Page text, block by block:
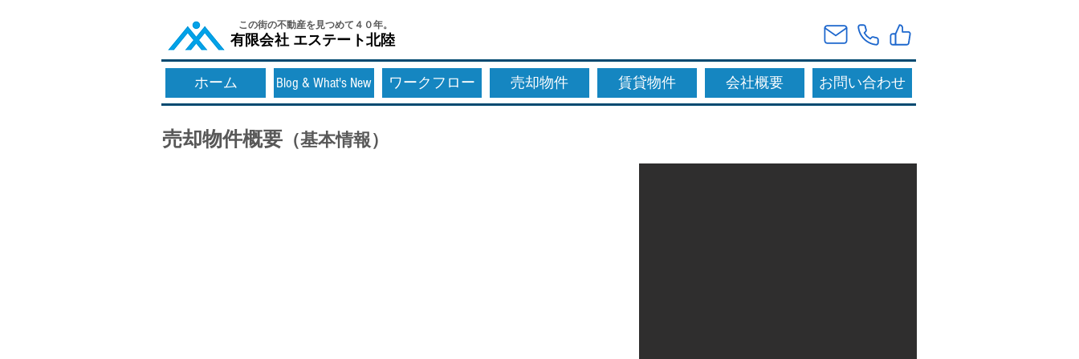
​この街の不動産を見つめて４０年。
​有限会社 エステート北陸
売却物件概要 （基本情報）
ホーム Blog & What's New ワークフロー 売却物件 賃貸物件 会社概要 お問い合わせ